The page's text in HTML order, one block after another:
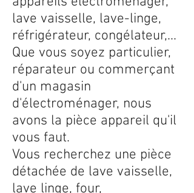
lave vaisselle, lave-linge,
réfrigérateur, congélateur,...
Que vous soyez particulier,
réparateur ou commerçant
d'un magasin
d'électroménager, nous
avons la pièce appareil qu'il
vous faut.
Vous recherchez une pièce
détachée de lave vaisselle,
lave linge, four,